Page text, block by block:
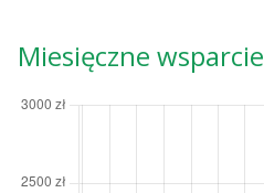
Miesięczne wsparcie